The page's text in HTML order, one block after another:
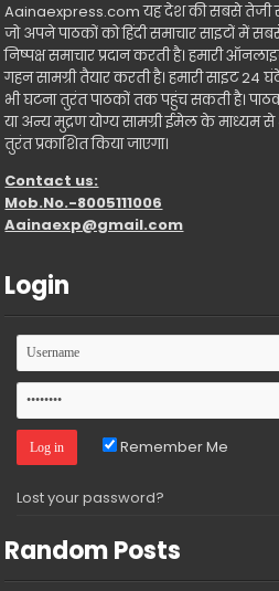
Aainaexpress.com यह देश की सबसे तेजी से
जो अपने पाठकों को हिंदी समाचार साइटों में
निष्पक्ष समाचार प्रदान करती है। हमारी
गहन सामग्री तैयार करती है। हमारी साइट 24
भी घटना तुरंत पाठकों तक पहुंच सकती है।
या अन्य मुद्रण योग्य सामग्री ईमेल के माध्यम
तुरंत प्रकाशित किया जाएगा।
Contact us:
Mob.No.-8005111006
Aainaexp@gmail.com
Login
Remember Me
Lost your password?
Random Posts